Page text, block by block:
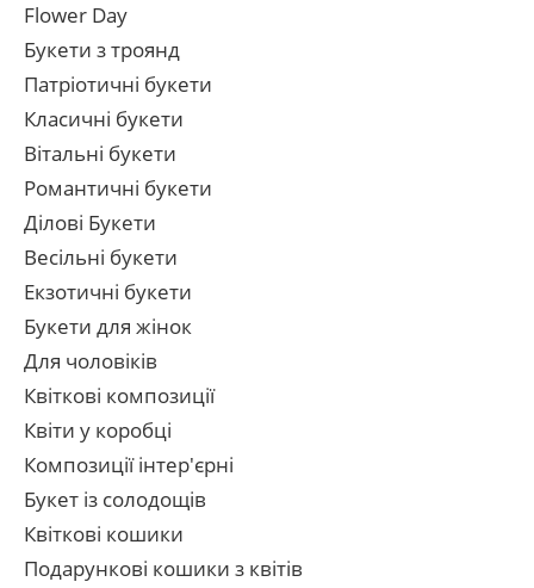
Flower Day
Букети з троянд
Патріотичні букети
Класичні букети
Вітальні букети
Романтичні букети
Ділові Букети
Весільні букети
Екзотичні букети
Букети для жінок
Для чоловіків
Квіткові композиції
Квіти у коробці
Композиції інтер'єрні
Букет із солодощів
Квіткові кошики
Подарункові кошики з квітів